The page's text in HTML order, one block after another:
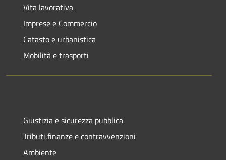
Vita lavorativa
Imprese e Commercio
Catasto e urbanistica
Mobilità e trasporti
Giustizia e sicurezza pubblica
Tributi,finanze e contravvenzioni
Ambiente